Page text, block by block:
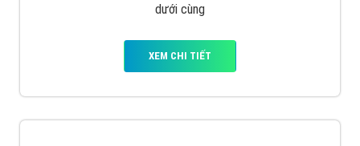
dưới cùng
XEM CHI TIẾT